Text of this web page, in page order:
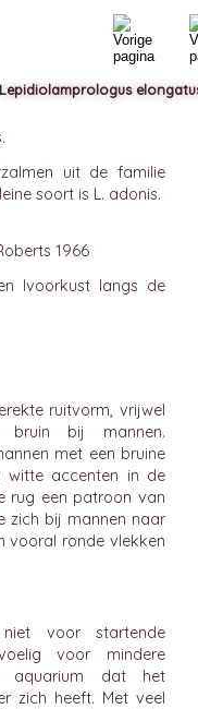
uit de familie
soort is L. adonis.
1966
Ivoorkust langs de
ruitvorm, vrijwel
bruin bij mannen.
met een bruine
witte accenten in de
rug een patroon van
zich bij mannen naar
vooral ronde vlekken
voor startende
voor mindere
aquarium dat het
zich heeft. Met veel
Lepidiolamprologus